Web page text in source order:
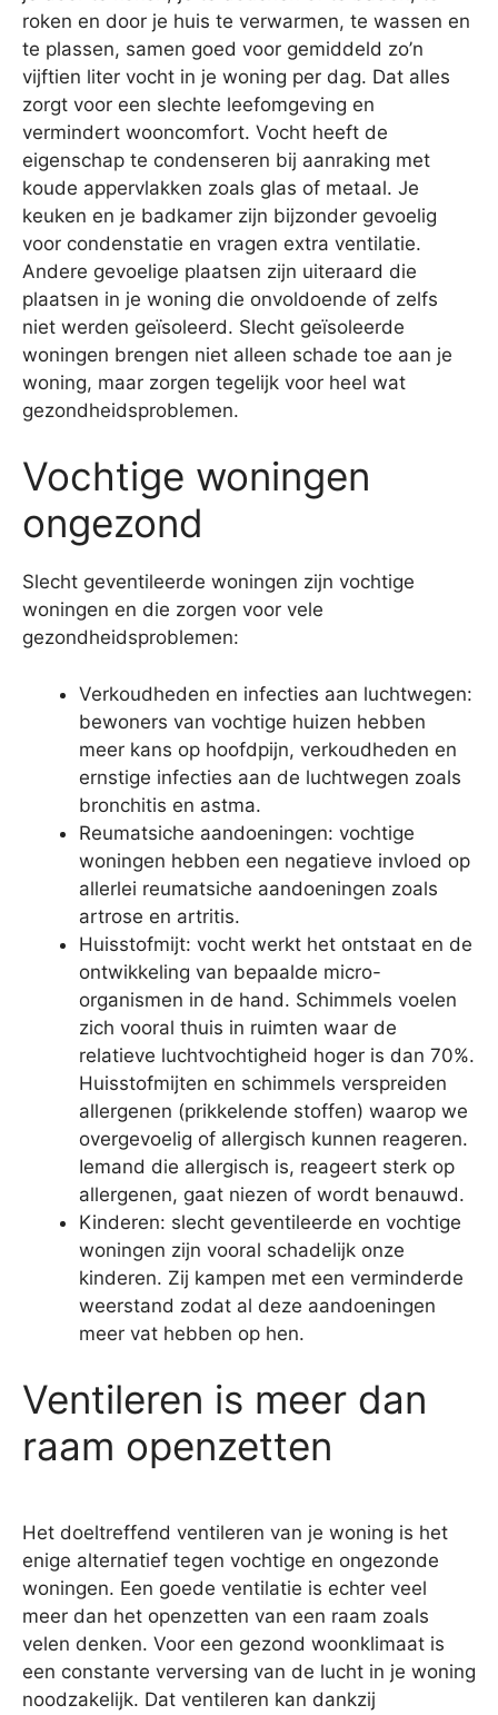
roken en door je huis te verwarmen, te wassen en
te plassen, samen goed voor gemiddeld zo’n
vijftien liter vocht in je woning per dag. Dat alles
zorgt voor een slechte leefomgeving en
vermindert wooncomfort. Vocht heeft de
eigenschap te condenseren bij aanraking met
koude appervlakken zoals glas of metaal. Je
keuken en je badkamer zijn bijzonder gevoelig
voor condenstatie en vragen extra ventilatie.
Andere gevoelige plaatsen zijn uiteraard die
plaatsen in je woning die onvoldoende of zelfs
niet werden geïsoleerd. Slecht geïsoleerde
woningen brengen niet alleen schade toe aan je
woning, maar zorgen tegelijk voor heel wat
gezondheidsproblemen.
Vochtige woningen
ongezond
Slecht geventileerde woningen zijn vochtige
woningen en die zorgen voor vele
gezondheidsproblemen:
Verkoudheden en infecties aan luchtwegen:
bewoners van vochtige huizen hebben
meer kans op hoofdpijn, verkoudheden en
ernstige infecties aan de luchtwegen zoals
bronchitis en astma.
Reumatsiche aandoeningen: vochtige
woningen hebben een negatieve invloed op
allerlei reumatsiche aandoeningen zoals
artrose en artritis.
Huisstofmijt: vocht werkt het ontstaat en de
ontwikkeling van bepaalde micro-
organismen in de hand. Schimmels voelen
zich vooral thuis in ruimten waar de
relatieve luchtvochtigheid hoger is dan 70%.
Huisstofmijten en schimmels verspreiden
allergenen (prikkelende stoffen) waarop we
overgevoelig of allergisch kunnen reageren.
Iemand die allergisch is, reageert sterk op
allergenen, gaat niezen of wordt benauwd.
Kinderen: slecht geventileerde en vochtige
woningen zijn vooral schadelijk onze
kinderen. Zij kampen met een verminderde
weerstand zodat al deze aandoeningen
meer vat hebben op hen.
Ventileren is meer dan
raam openzetten
Het doeltreffend ventileren van je woning is het
enige alternatief tegen vochtige en ongezonde
woningen. Een goede ventilatie is echter veel
meer dan het openzetten van een raam zoals
velen denken. Voor een gezond woonklimaat is
een constante verversing van de lucht in je woning
noodzakelijk. Dat ventileren kan dankzij